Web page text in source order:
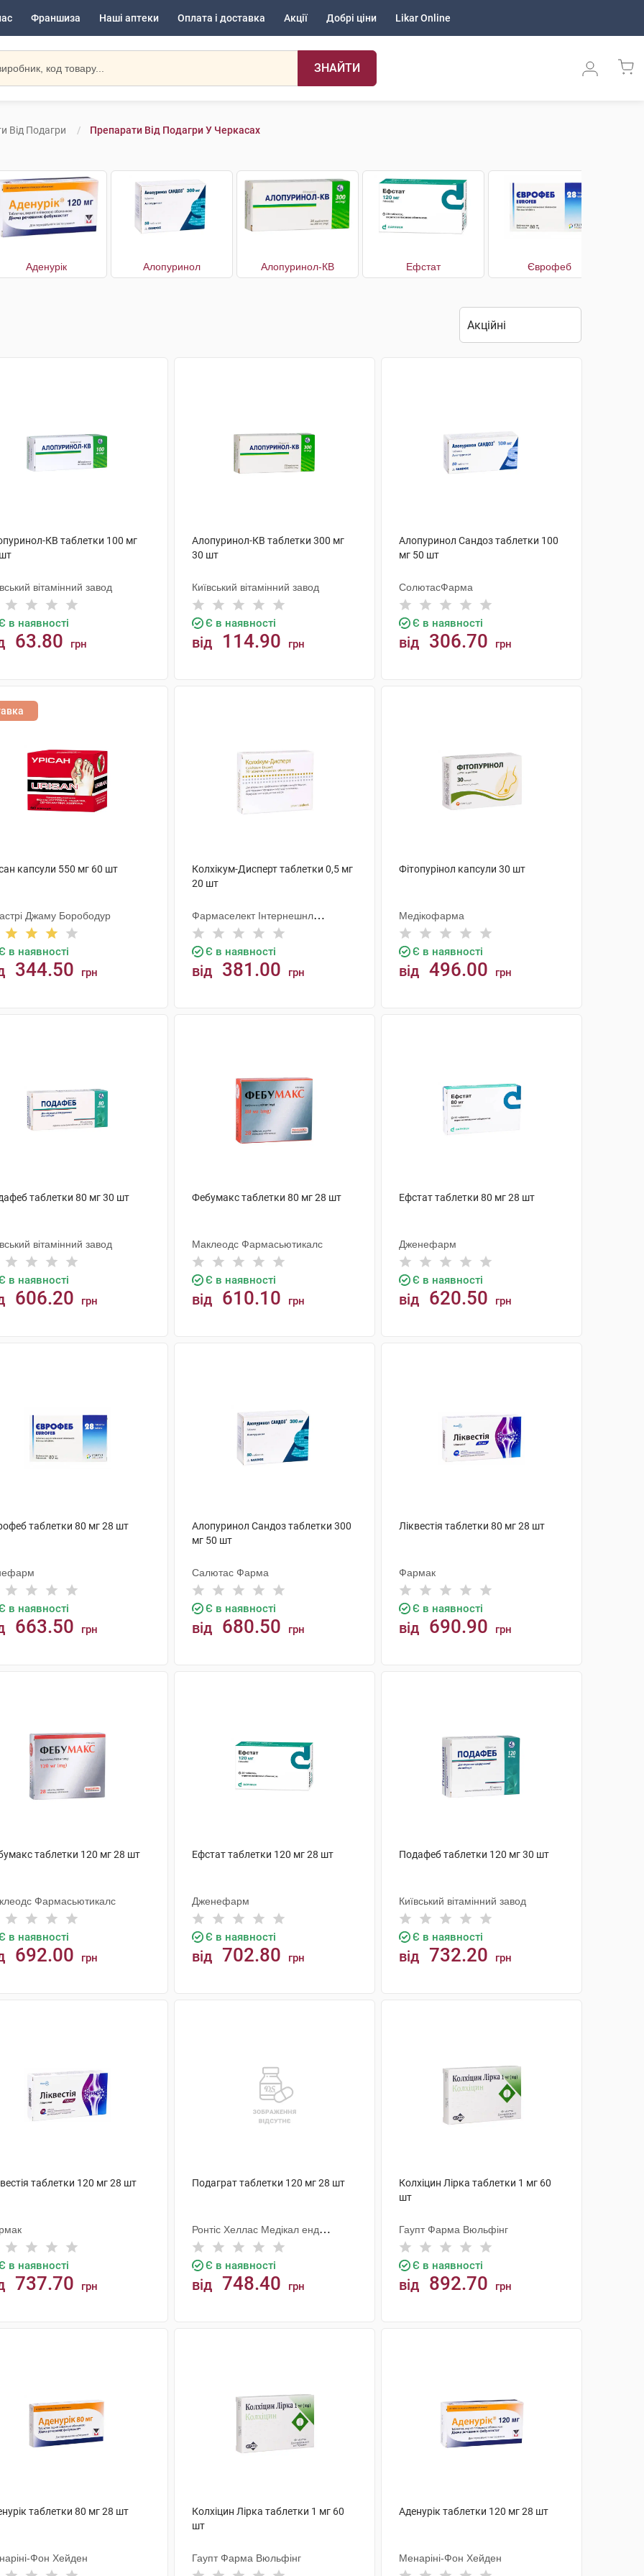
Франшиза Наші аптеки Оплата і доставка Акції Добрі ціни Likar Online
ЗНАЙТИ
Від Подагри Препарати Від Подагри У Черкасах
Аденурік Алопуринол Алопуринол-КВ Ефстат Єврофеб
КВ таблетки 100 мг
вітамінний завод
в наявності
63.80 грн
Алопуринол-КВ таблетки 300 мг
30 шт
Київський вітамінний завод
Є в наявності
від 114.90 грн
Алопуринол Сандоз таблетки 100
мг 50 шт
СолютасФарма
Є в наявності
від 306.70 грн
капсули 550 мг 60 шт
Джаму Борободур
в наявності
344.50 грн
Колхікум-Дисперт таблетки 0,5 мг
20 шт
Фармаселект Інтернешнл
Бетелігангз
Є в наявності
від 381.00 грн
Фітопурінол капсули 30 шт
Медікофарма
Є в наявності
від 496.00 грн
таблетки 80 мг 30 шт
вітамінний завод
в наявності
606.20 грн
Фебумакс таблетки 80 мг 28 шт
Маклеодс Фармасьютикалс
Є в наявності
від 610.10 грн
Ефстат таблетки 80 мг 28 шт
Дженефарм
Є в наявності
від 620.50 грн
таблетки 80 мг 28 шт
в наявності
663.50 грн
Алопуринол Сандоз таблетки 300
мг 50 шт
Салютас Фарма
Є в наявності
від 680.50 грн
Ліквестія таблетки 80 мг 28 шт
Фармак
Є в наявності
від 690.90 грн
таблетки 120 мг 28 шт
Фармасьютикалс
в наявності
692.00 грн
Ефстат таблетки 120 мг 28 шт
Дженефарм
Є в наявності
від 702.80 грн
Подафеб таблетки 120 мг 30 шт
Київський вітамінний завод
Є в наявності
від 732.20 грн
таблетки 120 мг 28 шт
в наявності
737.70 грн
Подаграт таблетки 120 мг 28 шт
Ронтіс Хеллас Медікал енд
Фармасьютікал Продактс С.А.
Є в наявності
від 748.40 грн
Колхіцин Лірка таблетки 1 мг 60
шт
Гаупт Фарма Вюльфінг
Є в наявності
від 892.70 грн
таблетки 80 мг 28 шт
Фон Хейден
Колхіцин Лірка таблетки 1 мг 60
шт
Гаупт Фарма Вюльфінг
Аденурік таблетки 120 мг 28 шт
Менаріні-Фон Хейден